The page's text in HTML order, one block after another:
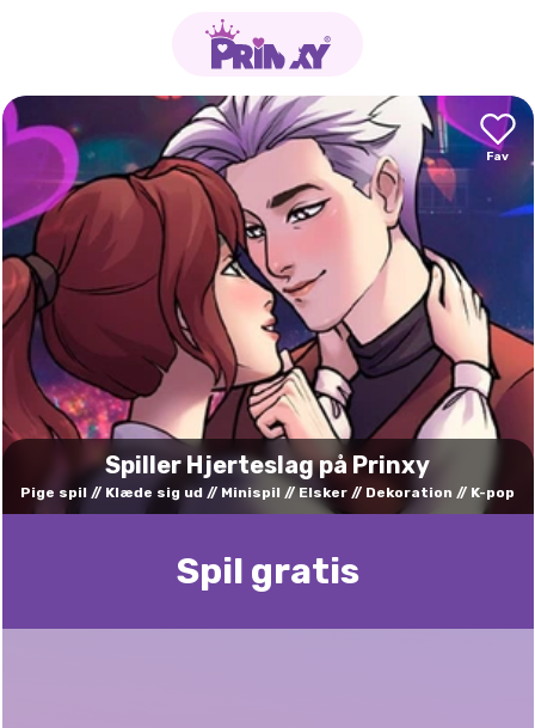
Spiller Hjerteslag på Prinxy
Pige spil Klæde sig ud Minispil Elsker Dekoration K-pop
Spil gratis